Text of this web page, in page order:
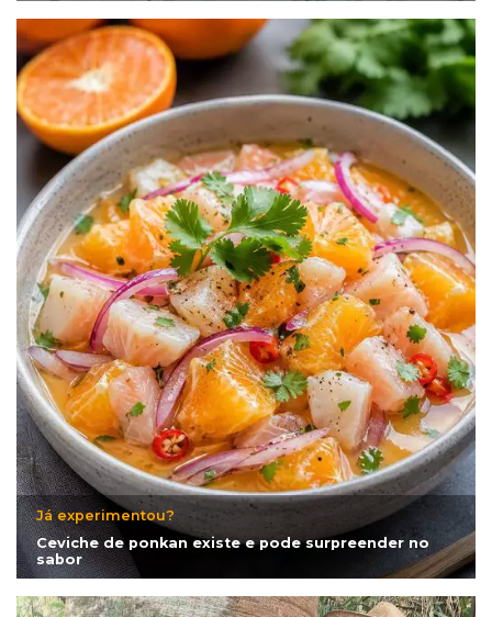
Já experimentou?
Ceviche de ponkan existe e pode surpreender no
sabor